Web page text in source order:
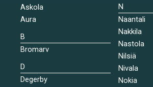
Askola
Aura
B
Bromarv
D
Degerby
N
Naantali
Nakkila
Nastola
Nilsiä
Nivala
Nokia